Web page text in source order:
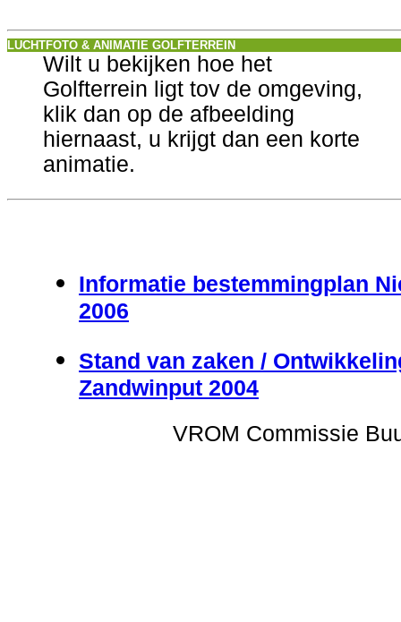
LUCHTFOTO & ANIMATIE GOLFTERREIN
Wilt u bekijken hoe het
Golfterrein ligt tov de omgeving,
klik dan op de afbeelding
hiernaast, u krijgt dan een korte
animatie.
Informatie bestemmingplan
2006
Stand van zaken /
Zandwinput 2004
VROM Commissie